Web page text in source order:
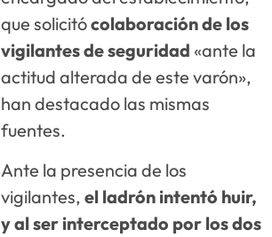
que solicitócolaboración de los
vigilantes de seguridad «ante la
actitud alterada de este varón»,
han destacado las mismas
fuentes.
Ante la presencia de los
vigilantes,el ladrón intentó huir,
y al ser interceptado por los dos